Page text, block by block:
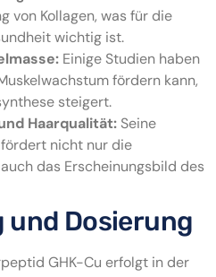
von Kollagen, was für die
wichtig ist.
Einige Studien haben
fördern kann,
steigert.
Haarqualität: Seine
nicht nur die
das Erscheinungsbild des
und Dosierung
GHK-Cu erfolgt in der